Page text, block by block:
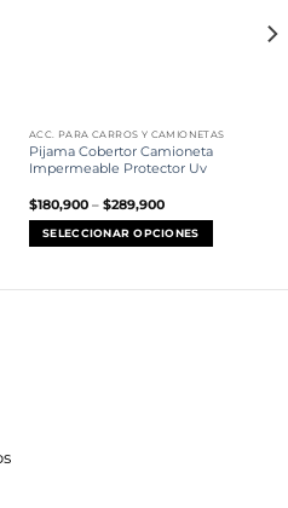
ACC. PARA CARROS Y CAMIONETAS
Pijama Cobertor Camioneta
Impermeable Protector Uv
$180,900– $289,900
SELECCIONAR OPCIONES